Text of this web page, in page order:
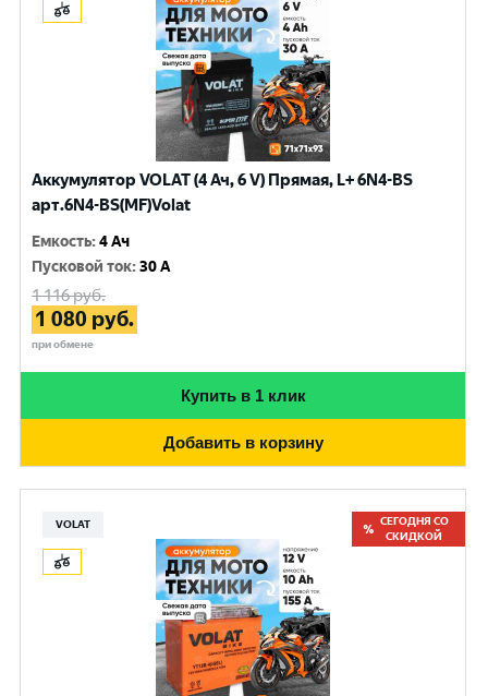
Аккумулятор VOLAT (4 Ач, 6 V) Прямая, L+ 6N4-BS
арт.6N4-BS(MF)Volat
Емкость:4 Ач
Пусковой ток:30 A
1 116руб.
1 080 руб.
при обмене
Купить в 1 клик
Добавить в корзину
VOLAT
СЕГОДНЯ СО
СКИДКОЙ